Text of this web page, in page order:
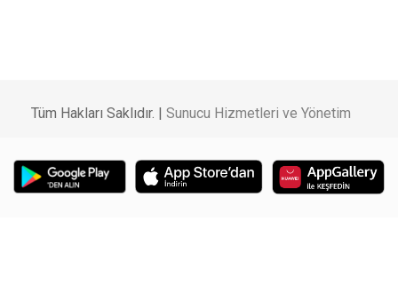
Tüm Hakları Saklıdır. | Sunucu Hizmetleri ve Yönetim